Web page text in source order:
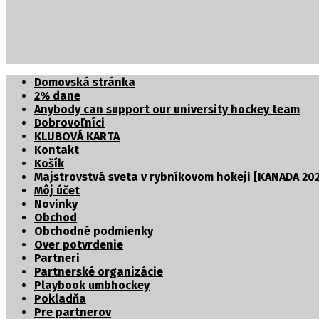
Domovská stránka
2% dane
Anybody can support our university hockey team
Dobrovoľníci
KLUBOVÁ KARTA
Kontakt
Košík
Majstrovstvá sveta v rybníkovom hokeji [KANADA
Môj účet
Novinky
Obchod
Obchodné podmienky
Over potvrdenie
Partneri
Partnerské organizácie
Playbook umbhockey
Pokladňa
Pre partnerov